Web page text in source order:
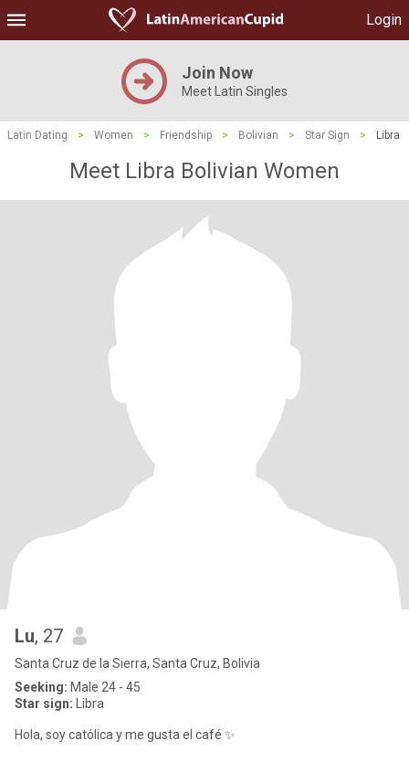
Login
Join Now
Meet Latin Singles
Latin Dating > Women > Friendship > Bolivian > Star Sign > Libra
Meet Libra Bolivian Women
Lu, 27
Santa Cruz de la Sierra, Santa Cruz, Bolivia
Seeking: Male 24 - 45
Star sign: Libra
Hola, soy católica y me gusta el café ✨